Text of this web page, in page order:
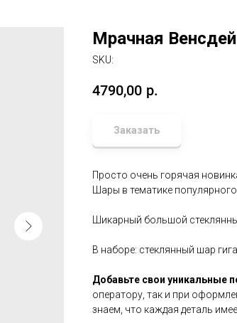
Мрачная Венсдей
SKU:
4790,00 р.
Заказать
Просто очень горячая
Шары в тематике популярного
Шикарный большой
В наборе: стеклянный шар
Добавьте свои уникальные
оператору, так и при
знаем, что каждая деталь